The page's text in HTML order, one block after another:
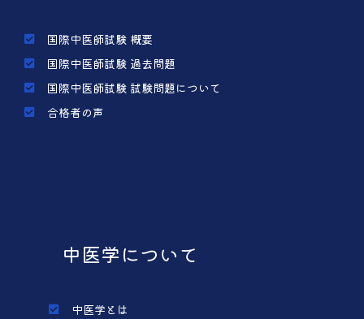
国際中医師試験 概要
国際中医師試験 過去問題
国際中医師試験 試験問題について
合格者の声
中医学について
中医学とは